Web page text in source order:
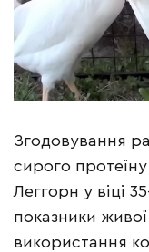
Згодовування
сирого
Леггорн у віці
показники
використання